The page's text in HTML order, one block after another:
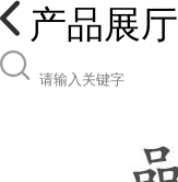
产品展厅